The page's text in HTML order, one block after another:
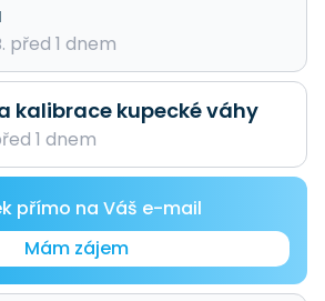
před 1 dnem
kalibrace kupecké váhy
1 dnem
přímo na Váš e-mail
Mám zájem